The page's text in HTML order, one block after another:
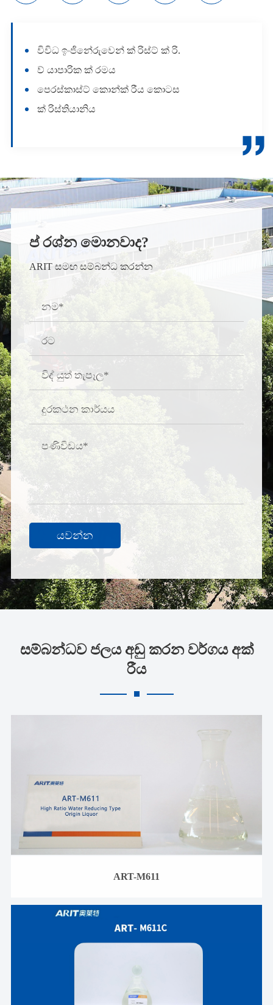
විවිධ ඉංජිනේරුවෙන් ක් රිස්ට් ක් රි.
ව් යාපාරික ක් රමය
පෙරස්කාස්ට් කොන්ක් රීය කොටස
ක් රිස්තියානිය

ප් රශ්න මොනවාද?
ARIT සමඟ සම්බන්ධ කරන්න
යවන්න
සම්බන්ධව ජලය අඩු කරන වර්ගය අක්
රීය
ART-M611